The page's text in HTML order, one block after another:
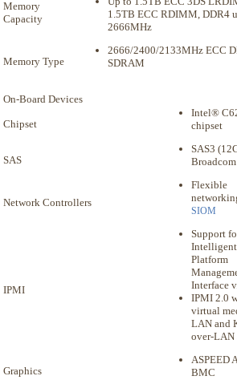
Memory
Capacity
1.5TB ECC RDIMM, DDR4
2666MHz
Memory Type
2666/2400/2133MHz ECC
SDRAM
On-Board Devices
Chipset
Intel®
chipset
SAS
SAS3
Network Controllers
Flexible
SIOM
IPMI
Support
Intelligent
Platform
Interface
IPMI 2.0
virtual
LAN and
over-LAN
Graphics
ASPEED
BMC